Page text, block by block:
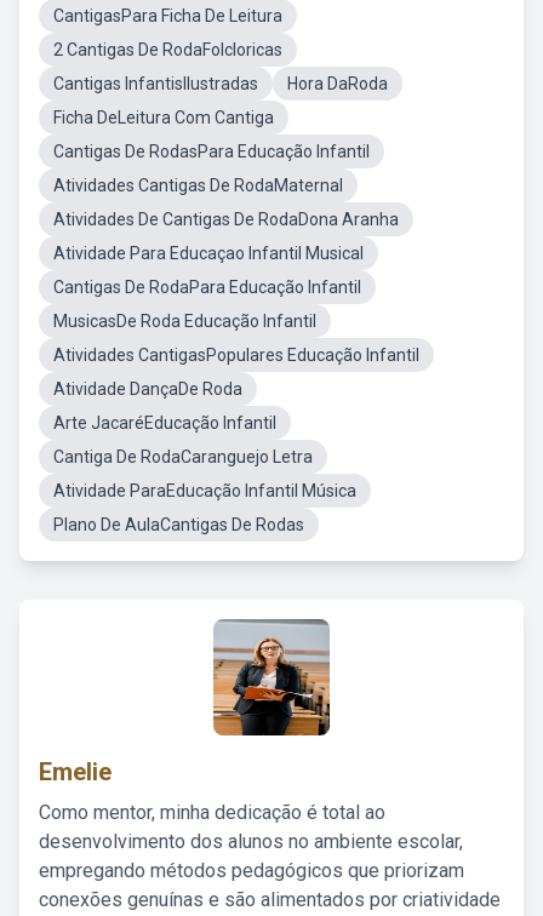
CantigasPara Ficha De Leitura
2 Cantigas De RodaFolcloricas
Cantigas InfantisIlustradas
Hora DaRoda
Ficha DeLeitura Com Cantiga
Cantigas De RodasPara Educação Infantil
Atividades Cantigas De RodaMaternal
Atividades De Cantigas De RodaDona Aranha
Atividade Para Educaçao Infantil Musical
Cantigas De RodaPara Educação Infantil
MusicasDe Roda Educação Infantil
Atividades CantigasPopulares Educação Infantil
Atividade DançaDe Roda
Arte JacaréEducação Infantil
Cantiga De RodaCaranguejo Letra
Atividade ParaEducação Infantil Música
Plano De AulaCantigas De Rodas
Emelie
Como mentor, minha dedicação é total ao
desenvolvimento dos alunos no ambiente escolar,
empregando métodos pedagógicos que priorizam
conexões genuínas e são alimentados por criatividade